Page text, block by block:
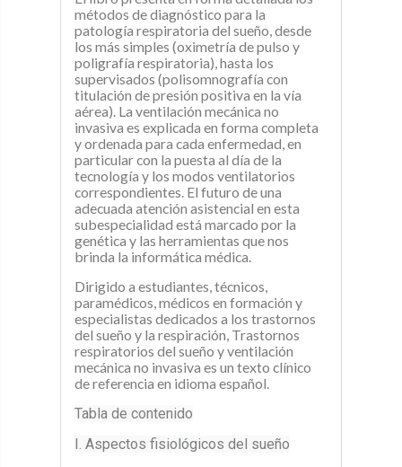
métodos de diagnóstico para la
patología respiratoria del sueño, desde
los más simples (oximetría de pulso y
poligrafía respiratoria), hasta los
supervisados (polisomnografía con
titulación de presión positiva en la vía
aérea). La ventilación mecánica no
invasiva es explicada en forma completa
y ordenada para cada enfermedad, en
particular con la puesta al día de la
tecnología y los modos ventilatorios
correspondientes. El futuro de una
adecuada atención asistencial en esta
subespecialidad está marcado por la
genética y las herramientas que nos
brinda la informática médica.
Dirigido a estudiantes, técnicos,
paramédicos, médicos en formación y
especialistas dedicados a los trastornos
del sueño y la respiración, Trastornos
respiratorios del sueño y ventilación
mecánica no invasiva es un texto clínico
de referencia en idioma español.
Tabla de contenido
I. Aspectos fisiológicos del sueño